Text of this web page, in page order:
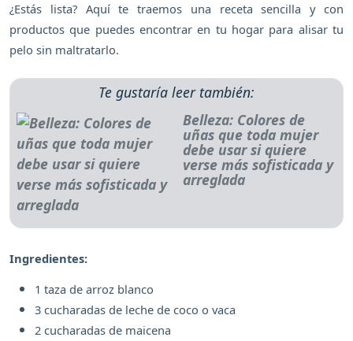
¿Estás lista? Aquí te traemos una receta sencilla y con
productos que puedes encontrar en tu hogar para alisar tu
pelo sin maltratarlo.
Te gustaría leer también:
Belleza: Colores de
uñas que toda mujer
debe usar si quiere
verse más sofisticada y
arreglada
Ingredientes:
1 taza de arroz blanco
3 cucharadas de leche de coco o vaca
2 cucharadas de maicena